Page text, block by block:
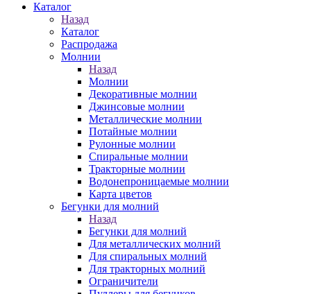
Каталог
Назад
Каталог
Распродажа
Молнии
Назад
Молнии
Декоративные молнии
Джинсовые молнии
Металлические молнии
Потайные молнии
Рулонные молнии
Спиральные молнии
Тракторные молнии
Водонепроницаемые молнии
Карта цветов
Бегунки для молний
Назад
Бегунки для молний
Для металлических молний
Для спиральных молний
Для тракторных молний
Ограничители